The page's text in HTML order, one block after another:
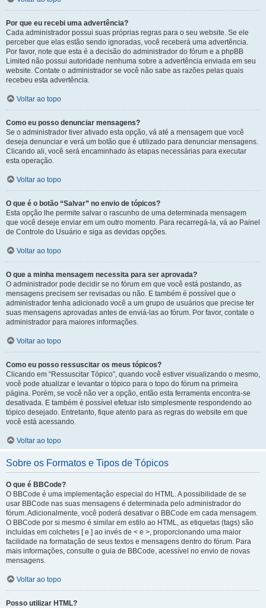
Por que eu recebi uma advertência?
Cada administrador possui suas próprias regras para o seu website. Se ele
perceber que elas estão sendo ignoradas, você receberá uma advertência.
Por favor, note que esta é a decisão do administrador do fórum e a phpBB
Limited não possui autoridade nenhuma sobre a advertência enviada em seu
website. Contate o administrador se você não sabe as razões pelas quais
recebeu esta advertência.
Voltar ao topo
Como eu posso denunciar mensagens?
Se o administrador tiver ativado esta opção, vá até a mensagem que você
deseja denunciar e verá um botão que é utilizado para denunciar mensagens.
Clicando ali, você será encaminhado às etapas necessárias para executar
esta operação.
Voltar ao topo
O que é o botão “Salvar” no envio de tópicos?
Esta opção lhe permite salvar o rascunho de uma determinada mensagem
que você deseje enviar em um outro momento. Para recarregá-la, vá ao Painel
de Controle do Usuário e siga as devidas opções.
Voltar ao topo
O que a minha mensagem necessita para ser aprovada?
O administrador pode decidir se no fórum em que você está postando, as
mensagens precisem ser revisadas ou não. E também é possível que o
administrador tenha adicionado você a um grupo de usuários que precise ter
suas mensagens aprovadas antes de enviá-las ao fórum. Por favor, contate o
administrador para maiores informações.
Voltar ao topo
Como eu posso ressuscitar os meus tópicos?
Clicando em “Ressuscitar Tópico”, quando você estiver visualizando o mesmo,
você pode atualizar e levantar o tópico para o topo do fórum na primeira
página. Porém, se você não ver a opção, então esta ferramenta encontra-se
desativada. E também é possível efetuar isto simplesmente respondendo ao
tópico desejado. Entretanto, fique atento para as regras do website em que
você está acessando.
Voltar ao topo
Sobre os Formatos e Tipos de Tópicos
O que é BBCode?
O BBCode é uma implementação especial do HTML. A possibilidade de se
usar BBCode nas suas mensagens é determinada pelo administrador do
fórum. Adicionalmente, você poderá desativar o BBCode em cada mensagem.
O BBCode por si mesmo é similar em estilo ao HTML, as etiquetas (tags) são
incluídas em colchetes [ e ] ao invés de < e >, proporcionando uma maior
facilidade na formatação de seus textos e mensagens dentro do fórum. Para
mais informações, consulte o guia de BBCode, acessível no envio de novas
mensagens.
Voltar ao topo
Posso utilizar HTML?